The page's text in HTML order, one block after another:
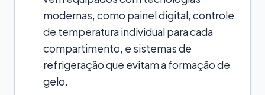
modernas, como painel digital, controle
de temperatura individual para cada
compartimento, e sistemas de
refrigeração que evitam a formação de
gelo.